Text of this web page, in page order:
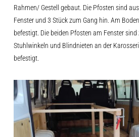
Rahmen/ Gestell gebaut. Die Pfosten sind
Fenster und 3 Stück zum Gang hin. Am
befestigt. Die beiden Pfosten am Fenster
Stuhlwinkeln und Blindnieten an der
befestigt.